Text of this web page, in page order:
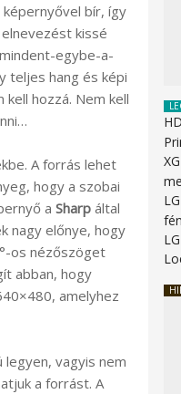
bír, így
kissé
egybe-a-
teljes hang és képi
hozzá. Nem kell
A forrás lehet
hogy a szobai
a Sharp által
nagy előnye, hogy
os nézőszöget
abban, hogy
amelyhez
vagyis nem
a forrást. A